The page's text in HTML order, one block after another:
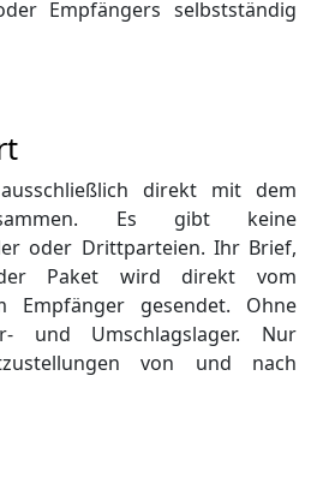
Empfängers selbstständig
direkt mit dem
Es gibt keine
oder Drittparteien. Ihr Brief,
Paket wird direkt vom
Empfänger gesendet. Ohne
und Umschlagslager. Nur
von und nach